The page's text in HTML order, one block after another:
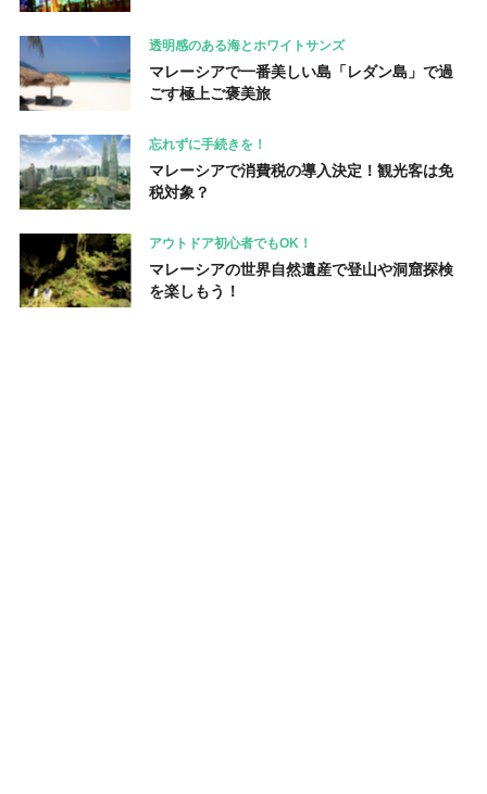
透明感のある海とホワイトサンズ
マレーシアで一番美しい島「レダン島」で過
ごす極上ご褒美旅
忘れずに手続きを！
マレーシアで消費税の導入決定！観光客は免
税対象？
アウトドア初心者でもOK！
マレーシアの世界自然遺産で登山や洞窟探検
を楽しもう！